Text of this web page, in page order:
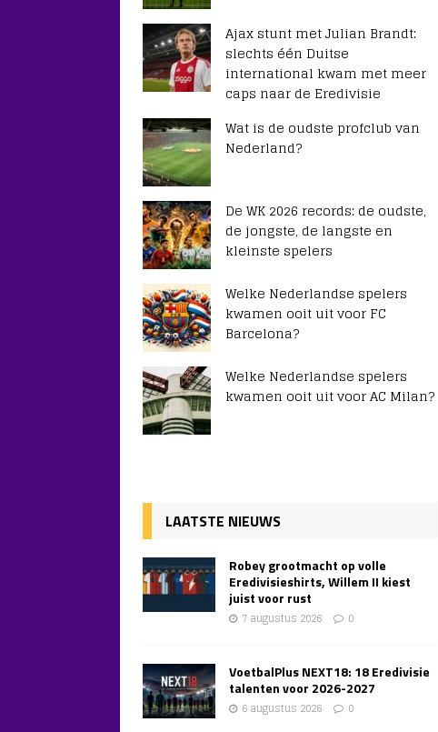
Ajax stunt met Julian Brandt:
slechts één Duitse
international kwam met meer
caps naar de Eredivisie
Wat is de oudste profclub van
Nederland?
De WK 2026 records: de oudste,
de jongste, de langste en
kleinste spelers
Welke Nederlandse spelers
kwamen ooit uit voor FC
Barcelona?
Welke Nederlandse spelers
kwamen ooit uit voor AC Milan?
LAATSTE NIEUWS
Robey grootmacht op volle
Eredivisieshirts, Willem II kiest
juist voor rust
7 augustus 2026 0
VoetbalPlus NEXT18: 18 Eredivisie
talenten voor 2026-2027
6 augustus 2026 0